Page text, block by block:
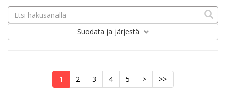
Suodata ja järjestä
1 2 3 4 5 > >>